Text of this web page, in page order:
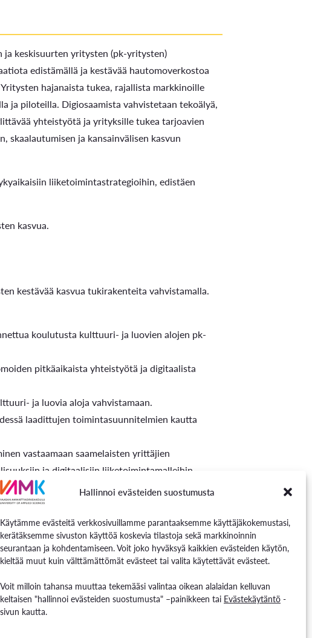
Hallinnoi evästeiden suostumusta
Käytämme evästeitä verkkosivuillamme parantaaksemme käyttäjäkokemustasi,
kerätäksemme sivuston käyttöä koskevia tilastoja sekä markkinoinnin
seurantaan ja kohdentamiseen. Voit joko hyväksyä kaikkien evästeiden käytön,
kieltää muut kuin välttämättömät evästeet tai valita käytettävät evästeet.
Voit milloin tahansa muuttaa tekemääsi valintaa oikean alalaidan kelluvan
keltaisen "hallinnoi evästeiden suostumusta" –painikkeen tai Evästekäytäntö -
sivun kautta.
keskisuurten yritysten (pk-yritysten)
edistämällä ja kestävää hautomoverkostoa
hajanaista tukea, rajallista markkinoille
ja piloteilla. Digiosaamista vahvistetaan tekoälyä,
yhteistyötä ja yrityksille tukea tarjoavien
ja kansainvälisen kasvun
liiketoimintastrategioihin, edistäen
kasvua.
kestävää kasvua tukirakenteita vahvistamalla.
koulutusta kulttuuri- ja luovien alojen pk-
pitkäaikaista yhteistyötä ja digitaalista
ja luovia aloja vahvistamaan.
laadittujen toimintasuunnitelmien kautta
vastaamaan saamelaisten yrittäjien
ja digitaalisiin liiketoimintamalleihin.
yhteistyöverkostoa, eli
kehittäminen ja toteutus
lisäämään niiden valmiuksia tukea